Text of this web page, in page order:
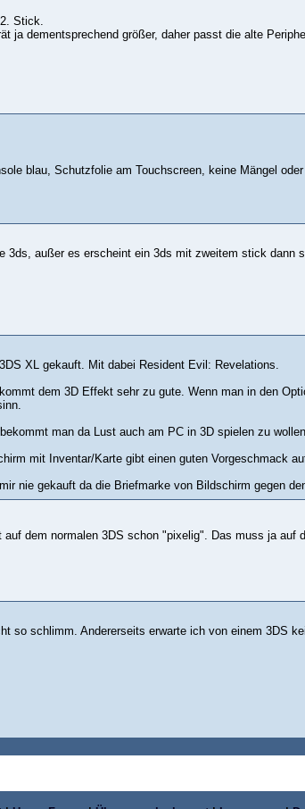
Stick.
ja dementsprechend größer, daher passt die alte
blau, Schutzfolie am Touchscreen, keine Mängel
3ds, außer es erscheint ein 3ds mit zweitem stick dann
XL gekauft. Mit dabei Resident Evil: Revelations.
dem 3D Effekt sehr zu gute. Wenn man in den
man da Lust auch am PC in 3D spielen zu wollen
mit Inventar/Karte gibt einen guten Vorgeschmack
nie gekauft da die Briefmarke von Bildschirm gegen
auf dem normalen 3DS schon "pixelig". Das muss ja auf
so schlimm. Andererseits erwarte ich von einem 3DS